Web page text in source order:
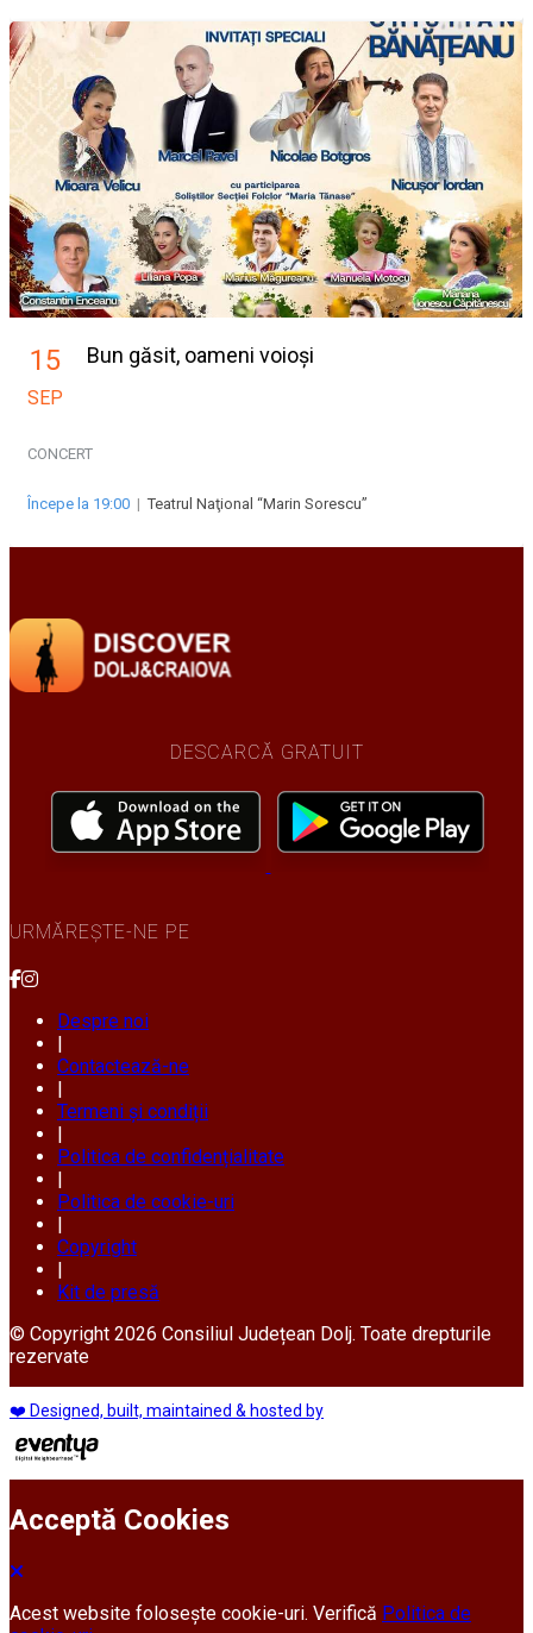
15
SEP
Bun găsit, oameni voioși
CONCERT
Începe la 19:00 |Teatrul Naţional “Marin Sorescu”
DESCARCĂ GRATUIT
URMĂREȘTE-NE PE
Despre noi
Contactează-ne
Termeni și condiții
Politica de confidențialitate
Politica de cookie-uri
Copyright
Kit de presă
© Copyright 2026 Consiliul Județean Dolj. Toate drepturile
rezervate
❤️ Designed, built, maintained & hosted by
Acceptă Cookies
Acest website folosește cookie-uri. Verifică Politica de